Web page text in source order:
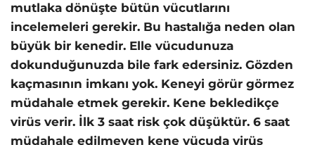
mutlaka dönüşte bütün vücutlarını
incelemeleri gerekir. Bu hastalığa neden olan
büyük bir kenedir. Elle vücudunuza
dokunduğunuzda bile fark edersiniz. Gözden
kaçmasının imkanı yok. Keneyi görür görmez
müdahale etmek gerekir. Kene bekledikçe
virüs verir. İlk 3 saat risk çok düşüktür. 6 saat
müdahale edilmeyen kene vücuda virüs